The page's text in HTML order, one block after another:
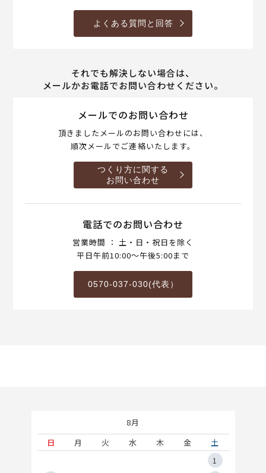
よくある質問と回答
それでも解決しない場合は、
メールかお電話でお問い合わせください。
メールでのお問い合わせ
頂きましたメールのお問い合わせには、
順次メールでご連絡いたします。
つくり方に関する
お問い合わせ
電話でのお問い合わせ
営業時間 ： 土・日・祝日を除く
平日午前10:00～午後5:00まで
0570-037-030(代表）
8月
日
月 火 水 木 金
土
1